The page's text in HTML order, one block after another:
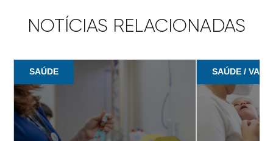
NOTÍCIAS RELACIONADAS
SAÚDE SAÚDE /